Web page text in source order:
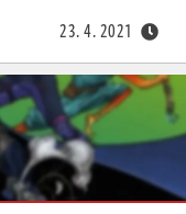
23. 4. 2021